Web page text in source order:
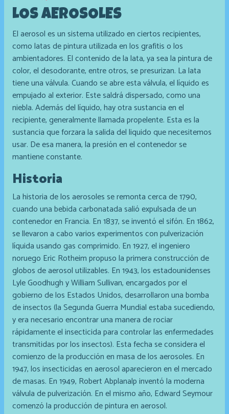
LOS AEROSOLES
El aerosol es un sistema utilizado en ciertos recipientes,
como latas de pintura utilizada en los grafitis o los
ambientadores. El contenido de la lata, ya sea la pintura de
color, el desodorante, entre otros, se presurizan. La lata
tiene una válvula. Cuando se abre esta válvula, el líquido es
empujado al exterior. Este saldrá dispersado, como una
niebla. Además del líquido, hay otra sustancia en el
recipiente, generalmente llamada propelente. Esta es la
sustancia que forzara la salida del liquido que necesitemos
usar. De esa manera, la presión en el contenedor se
mantiene constante.
Historia
La historia de los aerosoles se remonta cerca de 1790,
cuando una bebida carbonatada salió expulsada de un
contenedor en Francia. En 1837, se inventó el sifón. En 1862,
se llevaron a cabo varios experimentos con pulverización
líquida usando gas comprimido. En 1927, el ingeniero
noruego Eric Rotheim propuso la primera construcción de
globos de aerosol utilizables. En 1943, los estadounidenses
Lyle Goodhugh y William Sullivan, encargados por el
gobierno de los Estados Unidos, desarrollaron una bomba
de insectos (la Segunda Guerra Mundial estaba sucediendo,
y era necesario encontrar una manera de rociar
rápidamente el insecticida para controlar las enfermedades
transmitidas por los insectos). Esta fecha se considera el
comienzo de la producción en masa de los aerosoles. En
1947, los insecticidas en aerosol aparecieron en el mercado
de masas. En 1949, Robert Abplanalp inventó la moderna
válvula de pulverización. En el mismo año, Edward Seymour
comenzó la producción de pintura en aerosol.